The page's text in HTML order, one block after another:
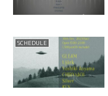
SCHEDULE